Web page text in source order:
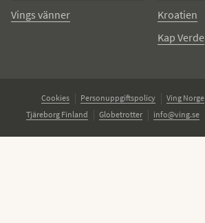
Vings vänner
Kroatien
Kap Verde
Cookies Personuppgiftspolicy Ving Norge
Tjäreborg Finland
Globetrotter info@ving.se